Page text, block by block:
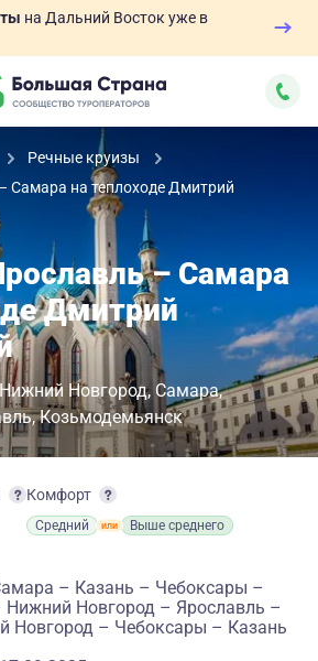
на Дальний Восток уже в
Речные круизы
Самара на теплоходе Дмитрий
– Самара
Дмитрий
Нижний Новгород Самара
Козьмодемьянск
Комфорт
Средний Выше среднего
– Казань – Чебоксары –
Новгород – Ярославль –
Новгород – Чебоксары – Казань